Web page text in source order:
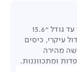
"15.6
עיקרי, כיסים
מהירה
ומתכווננות.